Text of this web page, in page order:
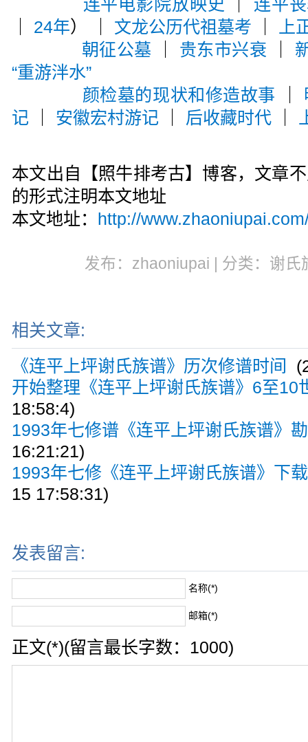
连平电影院放映史
连平
24年） ｜ 文龙公历代祖墓考
上
朝征公墓
贵东市兴衰
“重游泮水”
颜检墓的现状和修造故事
记
安徽宏村游记 后收藏时代
本文出自【照牛排考古】博客，文章
的形式注明本文地址
本文地址： http://
发布：zhaoniupai | 分类：谢氏
相关文章:
《连平上坪谢氏族谱》历次修谱时间
开始整理《连平上坪谢氏族谱》6至10
18:58:4)
1993年七修谱《连平上坪谢氏族谱》
16:21:21)
1993年七修《连平上坪谢氏族谱》下
15 17:58:31)
发表留言:
名称(*)
邮箱(*)
正文(*)(留言最长字数：1000)